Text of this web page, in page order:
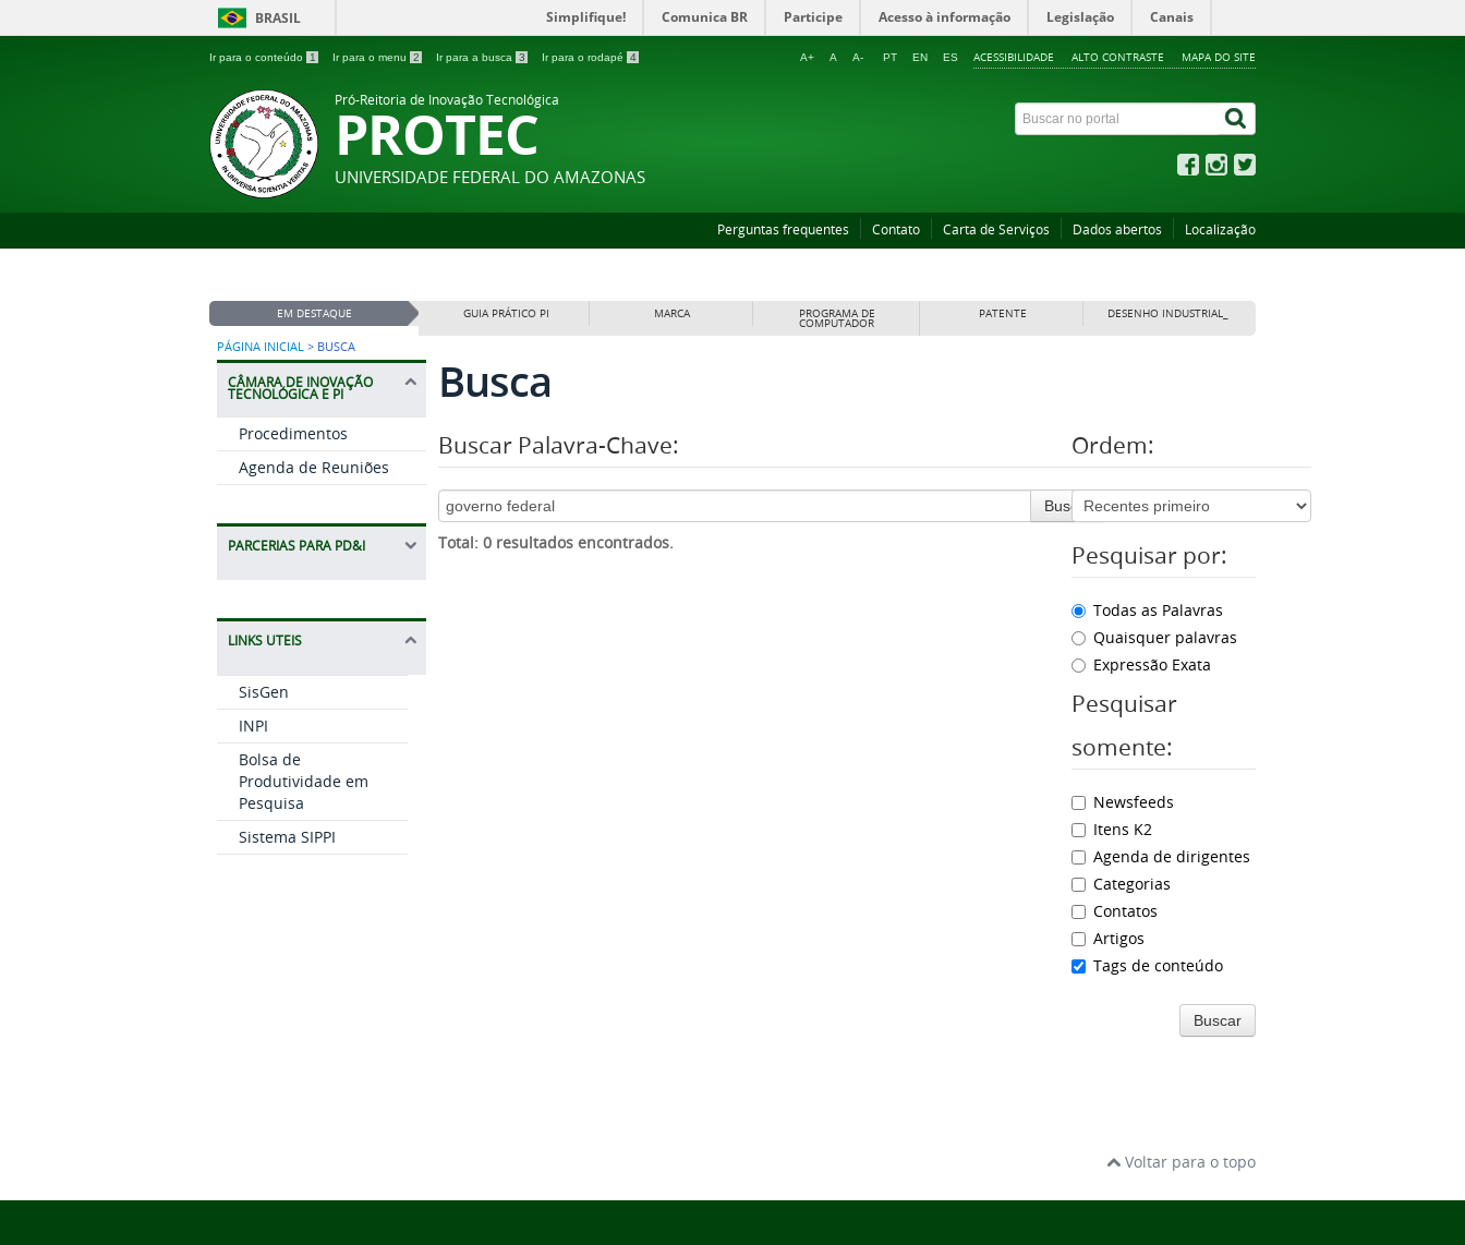
BRASIL Simplifique! Comunica BR Participe Acesso à informação Legislação Canais
Ir para o conteúdo 1 Ir para o menu 2 Ir para a busca 3 Ir para o rodapé 4 ACESSIBILIDADE ALTO CONTRASTE MAPA DO SITE
A+ A A- PT EN ES
Pró-Reitoria de Inovação Tecnológica
PROTEC
UNIVERSIDADE FEDERAL DO AMAZONAS
Perguntas frequentes Contato Carta de Serviços Dados abertos Localização
EM DESTAQUE GUIA PRÁTICO PI MARCA PROGRAMA DE
COMPUTADOR
PATENTE DESENHO INDUSTRIAL_
PÁGINA INICIAL > BUSCA
CÂMARA DE INOVAÇÃO
TECNOLÓGICA E PI
Procedimentos
Agenda de Reuniões
PARCERIAS PARA PD&I
LINKS UTEIS
SisGen
INPI
Bolsa de
Produtividade em
Pesquisa
Sistema SIPPI
Busca
Buscar Palavra-Chave:
Buscar
Total: 0 resultados encontrados.
Ordem:
Pesquisar por:
Todas as Palavras
Quaisquer palavras
Expressão Exata
Pesquisar
somente:
Newsfeeds
Itens K2
Agenda de dirigentes
Categorias
Contatos
Artigos
Tags de conteúdo
Buscar
Voltar para o topo